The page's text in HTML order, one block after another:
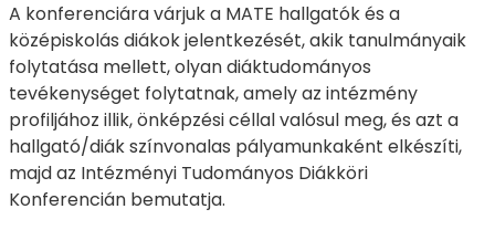
A konferenciára várjuk a MATE hallgatók és a
középiskolás diákok jelentkezését, akik tanulmányaik
folytatása mellett, olyan diáktudományos
tevékenységet folytatnak, amely az intézmény
profiljához illik, önképzési céllal valósul meg, és azt a
hallgató/diák színvonalas pályamunkaként elkészíti,
majd az Intézményi Tudományos Diákköri
Konferencián bemutatja.